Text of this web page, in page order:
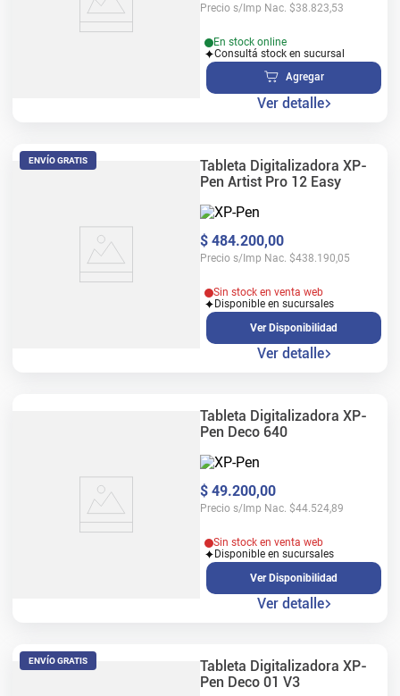
Precio s/Imp Nac. $38.823,53
En stock online
Consultá stock en sucursal
Agregar
Ver detalle
ENVÍO GRATIS
Tableta Digitalizadora XP-
Pen Artist Pro 12 Easy
$ 484.200,00
Precio s/Imp Nac. $438.190,05
Sin stock en venta web
Disponible en sucursales
Ver Disponibilidad
Ver detalle
Tableta Digitalizadora XP-
Pen Deco 640
$ 49.200,00
Precio s/Imp Nac. $44.524,89
Sin stock en venta web
Disponible en sucursales
Ver Disponibilidad
Ver detalle
ENVÍO GRATIS
Tableta Digitalizadora XP-
Pen Deco 01 V3